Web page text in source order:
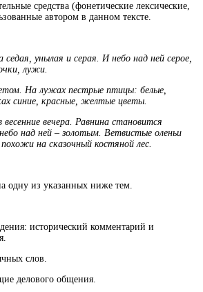
средства (фонетические лексические,
автором в данном тексте.
седая, унылая и серая. И небо над ней серое,
лужи.
На лужах пестрые птицы: белые,
синие, красные, желтые цветы.
вечера. Равнина становится
над ней – золотым. Ветвистые оленьи
на сказочный костяной лес.
одну из указанных ниже тем.
исторический комментарий и
слов.
делового общения.